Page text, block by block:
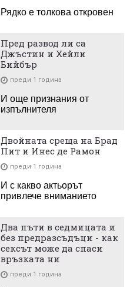
Рядко е толкова откровен
Пред развод ли са
Джъстин и Хейли
Бийбър
преди 1 година
И още признания от
изпълнителя
Двойната среща на Брад
Пит и Инес де Рамон
преди 1 година
И с какво актьорът
привлече вниманието
Два пъти в седмицата и
без предразсъдъци - как
сексът може да спаси
връзката ни
преди 1 година